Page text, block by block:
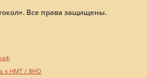
Все права защищены.
к НМТ / ВНО